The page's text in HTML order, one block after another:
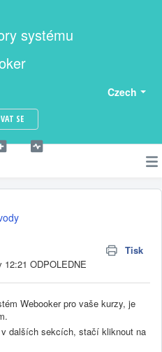
systému
Czech
SE
Tisk
12:21 ODPOLEDNE
Webooker pro vaše kurzy, je
dalších sekcích, stačí kliknout na